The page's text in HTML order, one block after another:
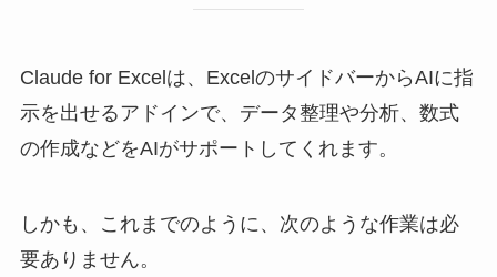
Claude for Excelは、ExcelのサイドバーからAIに指
示を出せるアドインで、データ整理や分析、数式
の作成などをAIがサポートしてくれます。
しかも、これまでのように、次のような作業は必
要ありません。